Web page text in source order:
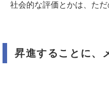
社会的な評価とかは、ただ
昇進することに、